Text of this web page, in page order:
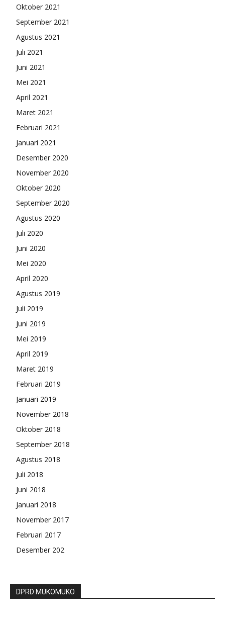
Oktober 2021
September 2021
Agustus 2021
Juli 2021
Juni 2021
Mei 2021
April 2021
Maret 2021
Februari 2021
Januari 2021
Desember 2020
November 2020
Oktober 2020
September 2020
Agustus 2020
Juli 2020
Juni 2020
Mei 2020
April 2020
Agustus 2019
Juli 2019
Juni 2019
Mei 2019
April 2019
Maret 2019
Februari 2019
Januari 2019
November 2018
Oktober 2018
September 2018
Agustus 2018
Juli 2018
Juni 2018
Januari 2018
November 2017
Februari 2017
Desember 202
DPRD MUKOMUKO